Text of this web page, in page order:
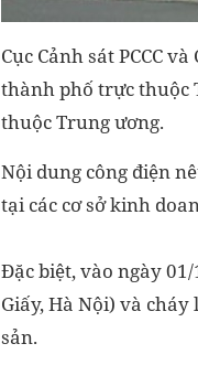
Cục Cảnh sát PCCC
thành phố trực thuộc
thuộc Trung ương.
Nội dung công điện
tại các cơ sở kinh
Đặc biệt, vào ngày
Giấy, Hà Nội) và
sản.